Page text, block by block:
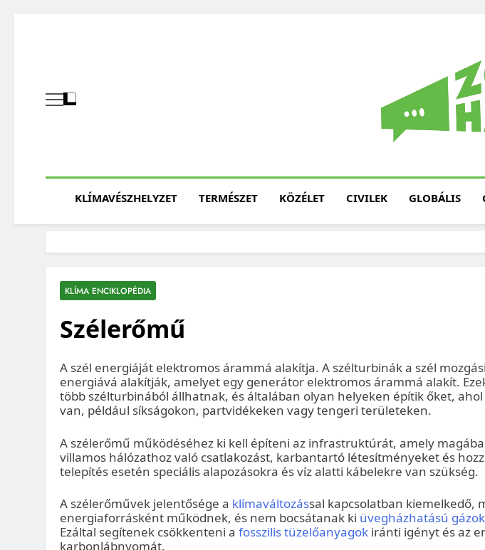
KLÍMAVÉSZHELYZET TERMÉSZET KÖZÉLET CIVILEK GLOBÁLIS
KLÍMA ENCIKLOPÉDIA
Szélerőmű
A szél energiáját elektromos árammá alakítja. A szélturbinák a szél
energiává alakítják, amelyet egy generátor elektromos árammá alakít.
több szélturbinából állhatnak, és általában olyan helyeken építik őket,
van, például síkságokon, partvidékeken vagy tengeri területeken.
A szélerőmű működéséhez ki kell építeni az infrastruktúrát, amely
villamos hálózathoz való csatlakozást, karbantartó létesítményeket és
telepítés esetén speciális alapozásokra és víz alatti kábelekre van szükség.
A szélerőművek jelentősége a klímaváltozással kapcsolatban kiemelkedő,
energiaforrásként működnek, és nem bocsátanak ki üvegházhatású gázok
Ezáltal segítenek csökkenteni a fosszilis tüzelőanyagok iránti igényt és az
karbonlábnyomát.